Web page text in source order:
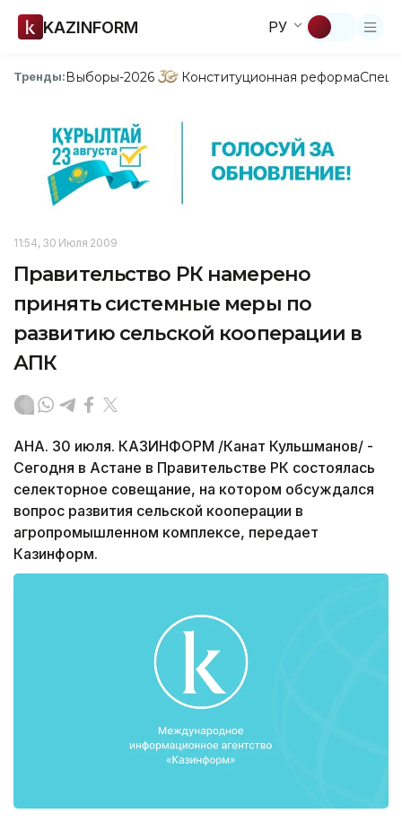
KAZINFORM РУ
Тренды:Выборы-2026 Конституционная реформа
11:54, 30 Июля 2009
Правительство РК намерено
принять системные меры по
развитию сельской кооперации в
АПК
АНА. 30 июля. КАЗИНФОРМ /Канат Кульшманов/ -
Сегодня в Астане в Правительстве РК состоялась
селекторное совещание, на котором обсуждался
вопрос развития сельской кооперации в
агропромышленном комплексе, передает
Казинформ.